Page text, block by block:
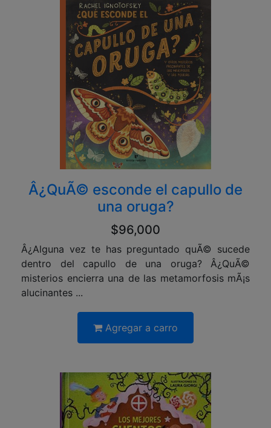
Â¿QuÃ© esconde el capullo de
una oruga?
$96,000
Â¿Alguna vez te has preguntado quÃ© sucede
dentro del capullo de una oruga? Â¿QuÃ©
misterios encierra una de las metamorfosis mÃ¡s
alucinantes ...
Agregar a carro